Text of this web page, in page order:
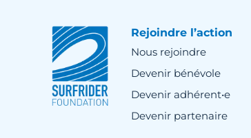
Rejoindre l’action
Nous rejoindre
Devenir bénévole
Devenir adhérent•e
Devenir partenaire